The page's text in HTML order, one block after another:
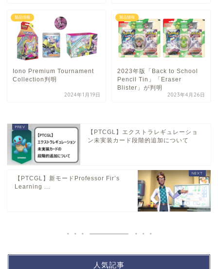
製品情報
Iono Premium Tournament
Collection判明
2024年1月19日
製品情報
2023年版「Back to School
Pencil Tin」「Eraser
Blister」が判明
2023年4月26日
【PTCGL】エクストラレギュレーショ
ン未実装カード段階的追加について
【PTCGL】新モードProfessor Fir’s
Learning ...
人気記事